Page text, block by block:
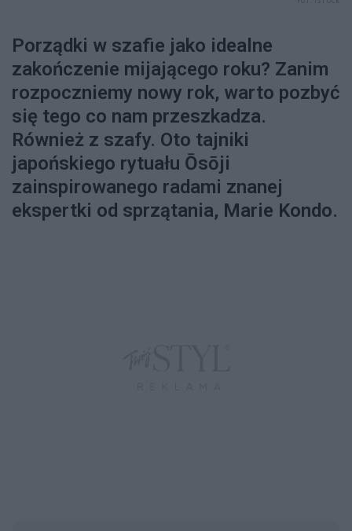
Porządki w szafie jako idealne
zakończenie mijającego roku? Zanim
rozpoczniemy nowy rok, warto pozbyć
się tego co nam przeszkadza.
Również z szafy. Oto tajniki
japońskiego rytuału Ōsōji
zainspirowanego radami znanej
ekspertki od sprzątania, Marie Kondo.